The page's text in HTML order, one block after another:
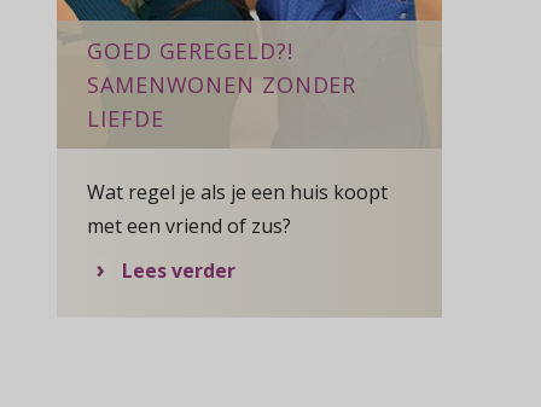
van een mantelzorgwoning?
GOED GEREGELD?!
SAMENWONEN ZONDER
LIEFDE
Wat regel je als je een huis koopt
met een vriend of zus?
Lees verderover Goed Geregeld?!